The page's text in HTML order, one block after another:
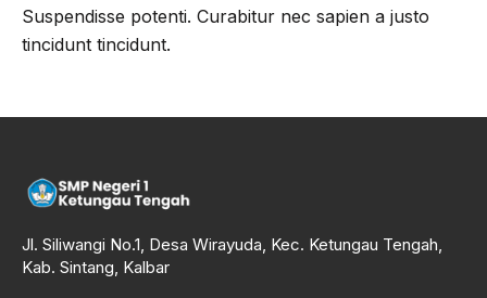
Suspendisse potenti. Curabitur nec sapien a justo
tincidunt tincidunt.
Jl. Siliwangi No.1, Desa Wirayuda, Kec. Ketungau Tengah,
Kab. Sintang, Kalbar